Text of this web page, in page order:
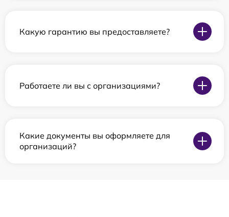
Какую гарантию вы предоставляете?
Работаете ли вы с организациями?
Какие документы вы оформляете для
организаций?